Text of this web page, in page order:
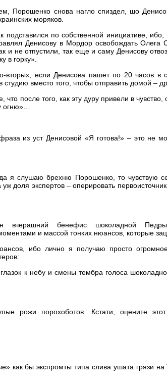
Порошенко снова нагло спиздел, шо
моряков.
подставился по собственной инициативе,
Денисову в Мордор освобождать
и не отпустили, так еще и саму Денисову
в горку».
вторых, если Денисова пашет по 20 часов в
студию вместо того, чтобы отправить домой –
после того, как эту дуру привели в чувство,
огню»…
из уст Денисовой «Я готова!» – это не
я слушаю брехню Порошенко, то чувствую
уж доля экспертов – оперировать
вчерашний бенефис шоколадной
и массой тонких нюансов, которые
ибо лично я получаю просто
к небу и смены тембра голоса
рожи порохоботов. Кстати, оцените
как бы экспромты типа слива ушата грязи